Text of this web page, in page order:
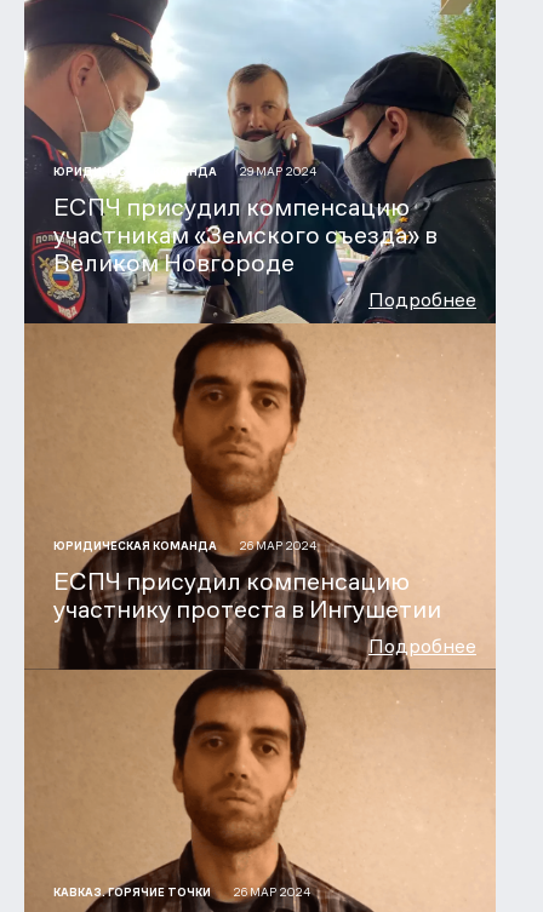
ЮРИДИЧЕСКАЯ КОМАНДА 29 МАР 2024
ЕСПЧ присудил компенсацию
участникам «Земского съезда» в
Великом Новгороде
Подробнее
ЮРИДИЧЕСКАЯ КОМАНДА 26 МАР 2024
ЕСПЧ присудил компенсацию
участнику протеста в Ингушетии
Подробнее
КАВКАЗ. ГОРЯЧИЕ ТОЧКИ 26 МАР 2024